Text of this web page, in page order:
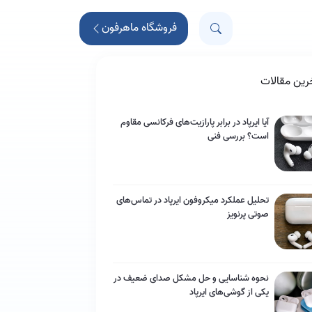
فروشگاه ماهرفون
مقالات
آیا ایرپاد در برابر پارازیت‌های فرکانسی مقاوم
است؟ بررسی فنی
تحلیل عملکرد میکروفون ایرپاد در تماس‌های
صوتی پرنویز
نحوه شناسایی و حل مشکل صدای ضعیف در
یکی از گوشی‌های ایرپاد